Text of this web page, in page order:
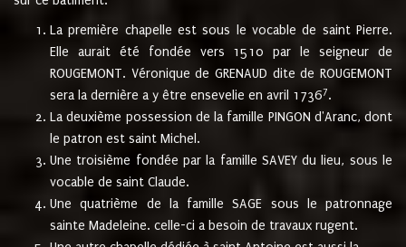
La première chapelle est sous le vocable de saint Pierre.
Elle aurait été fondée vers 1510 par le seigneur de
ROUGEMONT. Véronique de GRENAUD dite de ROUGEMONT
sera la dernière a y être ensevelie en avril 17367.
La deuxième possession de la famille PINGON d'Aranc, dont
le patron est saint Michel.
Une troisième fondée par la famille SAVEY du lieu, sous le
vocable de saint Claude.
Une quatrième de la famille SAGE sous le patronnage
sainte Madeleine. celle-ci a besoin de travaux rugent.